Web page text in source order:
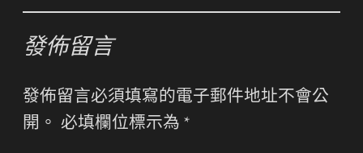
發佈留言
發佈留言必須填寫的電子郵件地址不會公
開。 必填欄位標示為 *